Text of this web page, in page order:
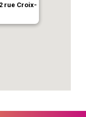
rue Croix-